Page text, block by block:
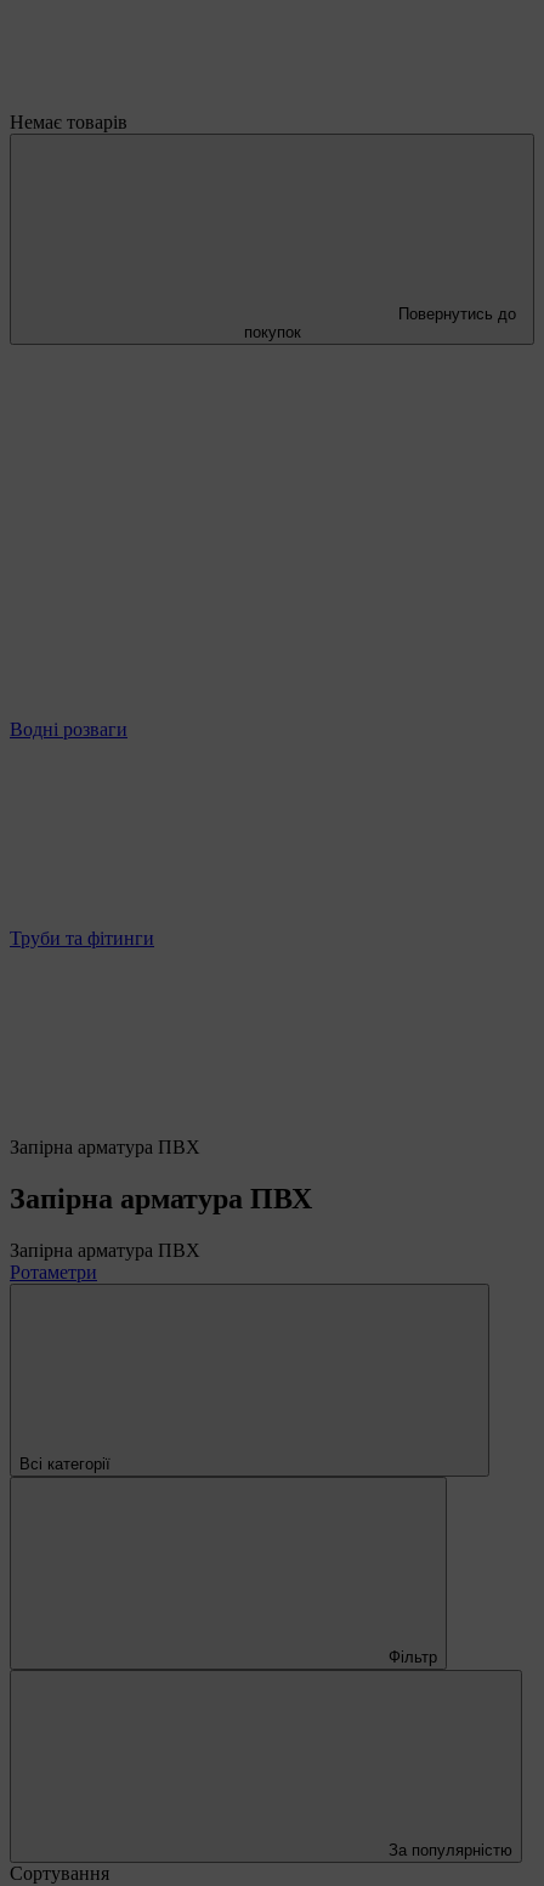
Немає товарів
Повернутись до
покупок
Водні розваги
Труби та фітинги
Запірна арматура ПВХ
Запірна арматура ПВХ
Запірна арматура ПВХ
Ротаметри
Всі категорії
Фільтр
За популярністю
Сортування